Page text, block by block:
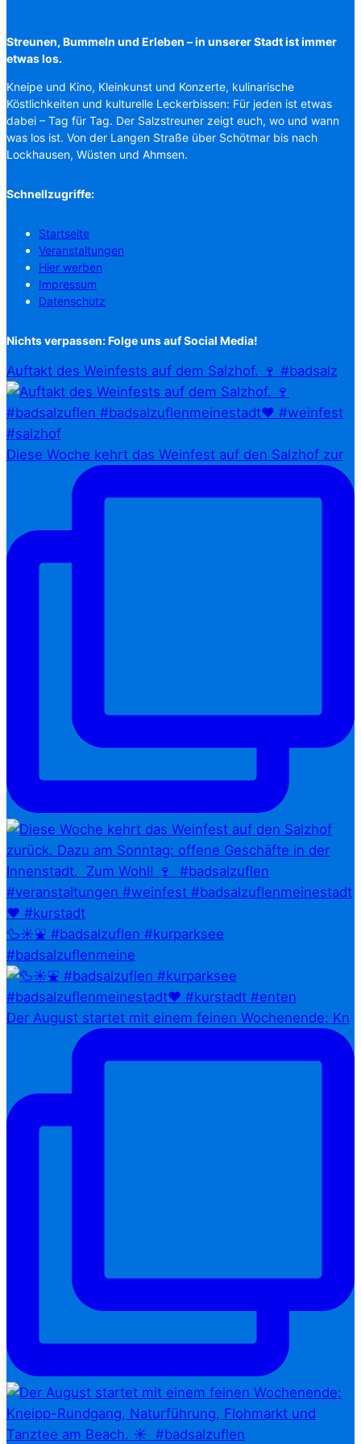
Streunen, Bummeln und Erleben – in unserer Stadt ist immer
etwas los.
Kneipe und Kino, Kleinkunst und Konzerte, kulinarische
Köstlichkeiten und kulturelle Leckerbissen: Für jeden ist etwas
dabei – Tag für Tag. Der Salzstreuner zeigt euch, wo und wann
was los ist. Von der Langen Straße über Schötmar bis nach
Lockhausen, Wüsten und Ahmsen.
Schnellzugriffe:
Startseite
Veranstaltungen
Hier werben
Impressum
Datenschutz
Nichts verpassen: Folge uns auf Social Media!
Auftakt des Weinfests auf dem Salzhof. 🍷 #badsalz
Diese Woche kehrt das Weinfest auf den Salzhof zur
🦆☀️⛲ #badsalzuflen #kurparksee
#badsalzuflenmeine
Der August startet mit einem feinen Wochenende: Kn